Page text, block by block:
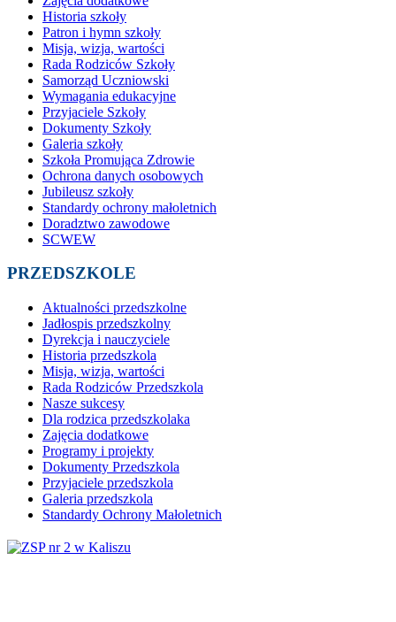
Historia szkoły
Patron i hymn szkoły
Misja, wizja, wartości
Rada Rodziców Szkoły
Samorząd Uczniowski
Wymagania edukacyjne
Przyjaciele Szkoły
Dokumenty Szkoły
Galeria szkoły
Szkoła Promująca Zdrowie
Ochrona danych osobowych
Jubileusz szkoły
Standardy ochrony małoletnich
Doradztwo zawodowe
SCWEW
PRZEDSZKOLE
Aktualności przedszkolne
Jadłospis przedszkolny
Dyrekcja i nauczyciele
Historia przedszkola
Misja, wizja, wartości
Rada Rodziców Przedszkola
Nasze sukcesy
Dla rodzica przedszkolaka
Zajęcia dodatkowe
Programy i projekty
Dokumenty Przedszkola
Przyjaciele przedszkola
Galeria przedszkola
Standardy Ochrony Małoletnich